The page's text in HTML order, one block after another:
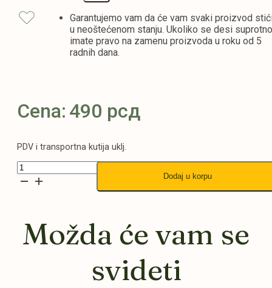
Garantujemo vam da će vam svaki proizvod
u neoštećenom stanju. Ukoliko se desi suprotno
imate pravo na zamenu proizvoda u roku od 5
radnih dana.
Cena: 490 рсд
PDV i transportna kutija uklj.
K.S.
Orchid
16x12
količina
Dodaj u korpu
Možda će vam se
svideti